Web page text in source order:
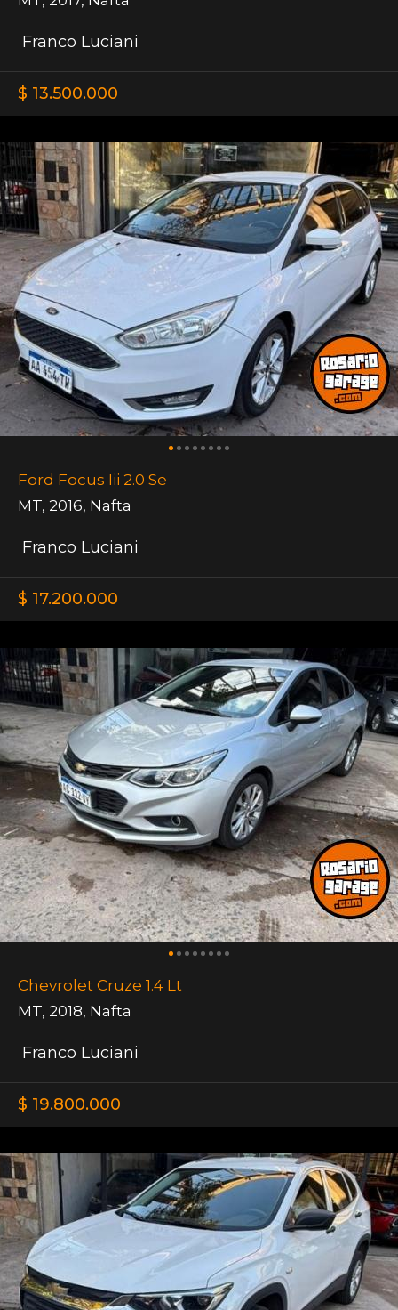
Franco Luciani
$ 13.500.000
Ford Focus Iii 2.0 Se
MT, 2016, Nafta
Franco Luciani
$ 17.200.000
Chevrolet Cruze 1.4 Lt
MT, 2018, Nafta
Franco Luciani
$ 19.800.000